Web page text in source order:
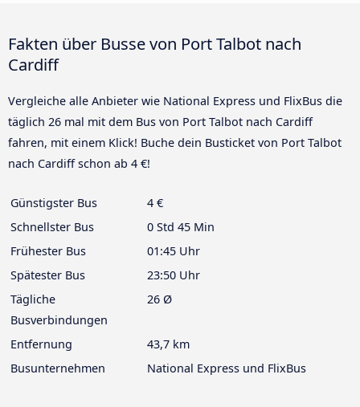
Fakten über Busse von Port Talbot nach
Cardiff
Vergleiche alle Anbieter wie National Express und FlixBus die
täglich 26 mal mit dem Bus von Port Talbot nach Cardiff
fahren, mit einem Klick! Buche dein Busticket von Port Talbot
nach Cardiff schon ab 4 €!
Günstigster Bus
4 €
Schnellster Bus
0 Std 45 Min
Frühester Bus
01:45 Uhr
Spätester Bus
23:50 Uhr
Tägliche
Busverbindungen
26 Ø
Entfernung
43,7 km
Busunternehmen
National Express und FlixBus